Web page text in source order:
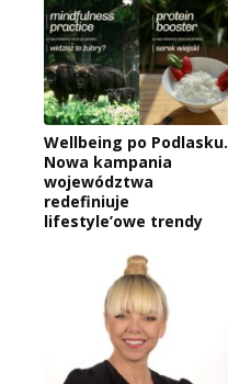
Wellbeing po Podlasku.
Nowa kampania
województwa
redefiniuje
lifestyle’owe trendy